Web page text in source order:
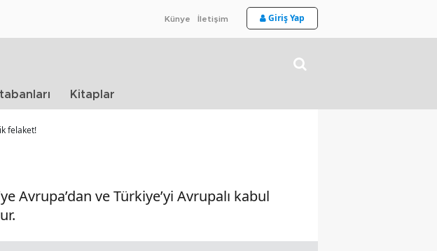
Künye İletişim Giriş Yap
Kitaplar
felaket!
Avrupa’dan ve Türkiye’yi Avrupalı kabul